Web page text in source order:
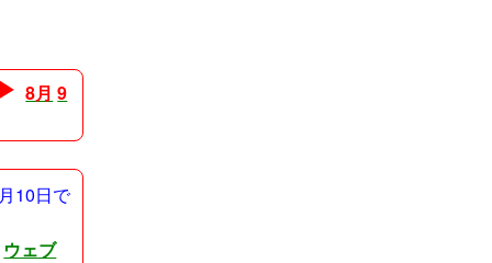
▶8月 9
10日で
ウェブ